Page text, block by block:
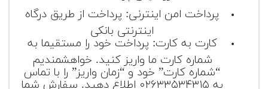
پرداخت امن اینترنی: پرداخت از طریق درگاه
اینترنتی بانکی
کارت به کارت: پرداخت خود را مستقیما به
شماره کارت ما واریز کنید. خواهشمندیم
“شماره کارت” خود و “زمان واریز” را با تماس
به ۰۲۶۳۳۵۳۴۳۱۵ اطلاع دهید. سفارش شما